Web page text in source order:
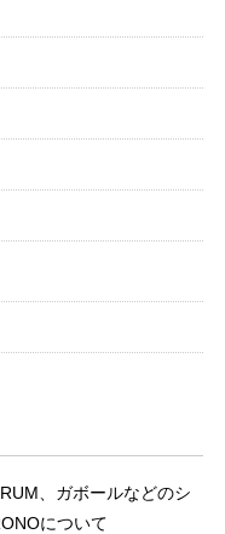
、ガボールなどのシ
について